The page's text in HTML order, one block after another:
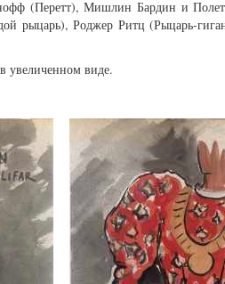
(Перетт), Мишлин Бардин и
рыцарь), Роджер Ритц (Рыцарь-
увеличенном виде.